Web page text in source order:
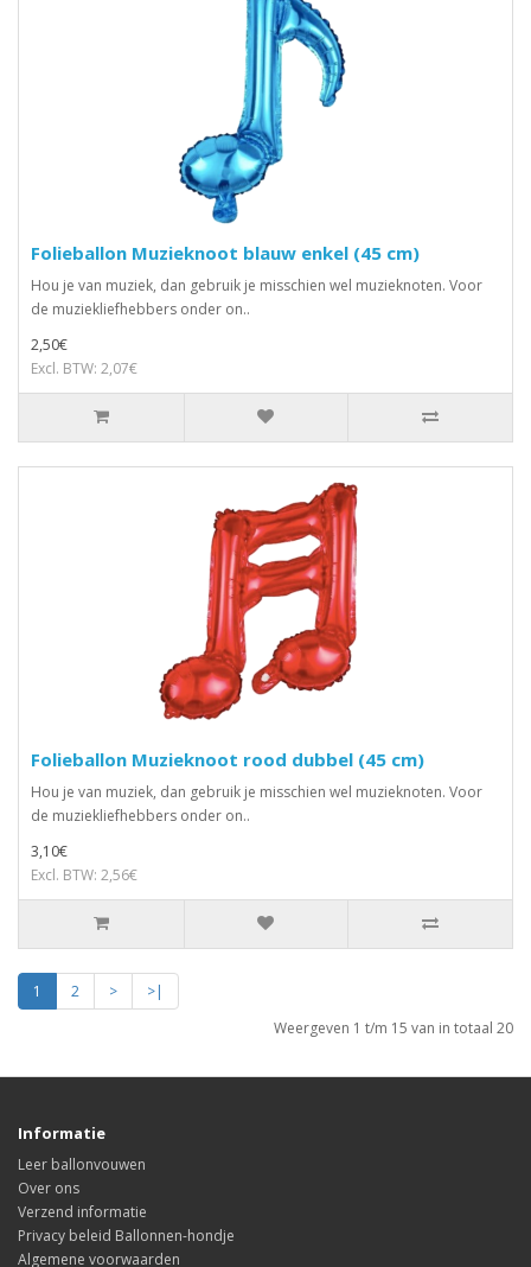
Folieballon Muzieknoot blauw enkel (45 cm)
Hou je van muziek, dan gebruik je misschien wel muzieknoten. Voor
de muziekliefhebbers onder on..
2,50€
Excl. BTW: 2,07€
Folieballon Muzieknoot rood dubbel (45 cm)
Hou je van muziek, dan gebruik je misschien wel muzieknoten. Voor
de muziekliefhebbers onder on..
3,10€
Excl. BTW: 2,56€
1 2 >
>|
Weergeven 1 t/m 15 van in totaal 20
Informatie
Leer ballonvouwen
Over ons
Verzend informatie
Privacy beleid Ballonnen-hondje
Algemene voorwaarden